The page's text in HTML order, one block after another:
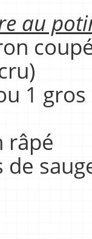
au
1
râpé